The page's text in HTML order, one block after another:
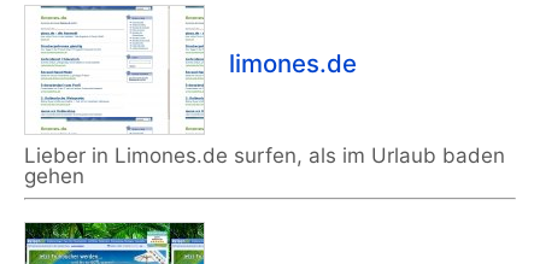
limones.de
Lieber in Limones.de surfen, als im Urlaub baden
gehen